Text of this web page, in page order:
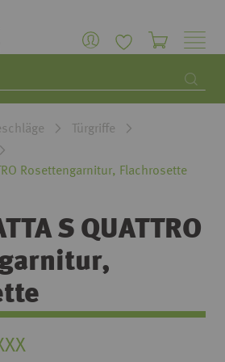
Türgriffe
Rosettengarnitur, Flachrosette
S QUATTRO